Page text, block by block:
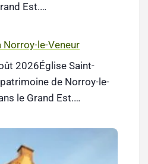
Est.…
Norroy-le-Veneur
2026Église Saint-
de Norroy-le-
le Grand Est.…